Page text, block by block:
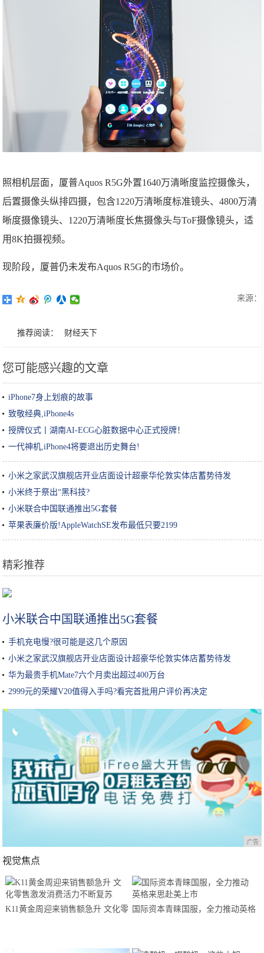
照相机层面，厦普Aquos R5G外置1640万清晰度监控摄像头，
后置摄像头纵排四摄，包含1220万清晰度标准镜头、4800万清
晰度摄像镜头、1220万清晰度长焦摄像头与ToF摄像镜头，适
用8K拍摄视频。
现阶段，厦普仍未发布Aquos R5G的市场价。
来源：
推荐阅读： 财经天下
您可能感兴趣的文章
iPhone7身上划痕的故事
致敬经典,iPhone4s
授牌仪式丨湖南AI-ECG心脏数据中心正式授牌！
一代神机,iPhone4将要退出历史舞台!
小米之家武汉旗舰店开业店面设计超豪华伦敦实体店蓄势待发
小米终于祭出“黑科技?
小米联合中国联通推出5G套餐
苹果表廉价版!AppleWatchSE发布最低只要2199
精彩推荐
小米联合中国联通推出5G套餐
手机充电慢?很可能是这几个原因
小米之家武汉旗舰店开业店面设计超豪华伦敦实体店蓄势待发
华为最贵手机Mate7六个月卖出超过400万台
2999元的荣耀V20值得入手吗?看完首批用户评价再决定
广告
视觉焦点
K11黄金周迎来销售额急升 文化零
国际资本青睐国服，全力推动英格